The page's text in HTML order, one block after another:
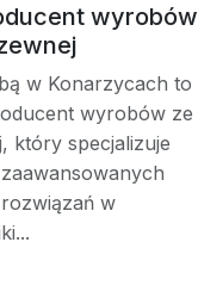
wyrobów
w Konarzycach to
wyrobów ze
który specjalizuje
w